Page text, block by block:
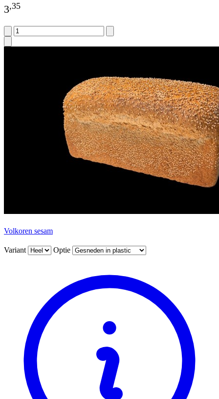
3,35
Volkoren sesam
Variant Optie